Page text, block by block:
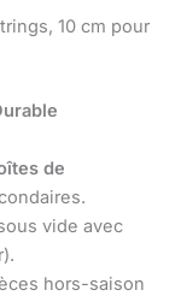
10 cm pour
de
vide avec
hors-saison